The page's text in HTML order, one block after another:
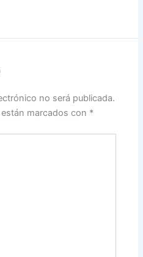
no será publicada.
marcados con *